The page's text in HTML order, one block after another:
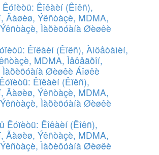
Êóïèòü: Êîêàèí (Êîêñ),
Ãàøèø, Ýêñòàçè, MDMA,
Ìàðèõóàíà Øèøêè
Êîêàèí (Êîêñ), Àìôåòàìèí,
MDMA, Ìåôåäðîí,
Ìàðèõóàíà Øèøêè Áîøêè
Êîêàèí (Êîêñ),
Ãàøèø, Ýêñòàçè, MDMA,
Ìàðèõóàíà Øèøêè
Êóïèòü: Êîêàèí (Êîêñ),
Ãàøèø, Ýêñòàçè, MDMA,
Ìàðèõóàíà Øèøêè